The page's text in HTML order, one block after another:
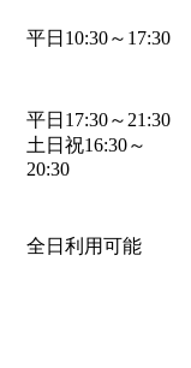
平日10:30～17:30
平日17:30～21:30
土日祝16:30～
20:30
全日利用可能